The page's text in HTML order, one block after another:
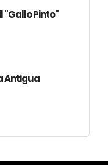
"Gallo Pinto"
Antigua